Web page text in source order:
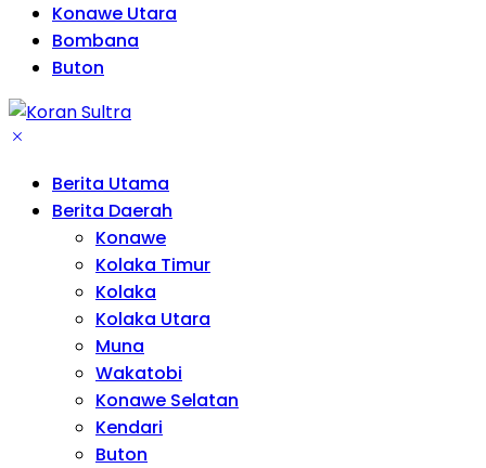
Konawe Utara
Bombana
Buton
Berita Utama
Berita Daerah
Konawe
Kolaka Timur
Kolaka
Kolaka Utara
Muna
Wakatobi
Konawe Selatan
Kendari
Buton